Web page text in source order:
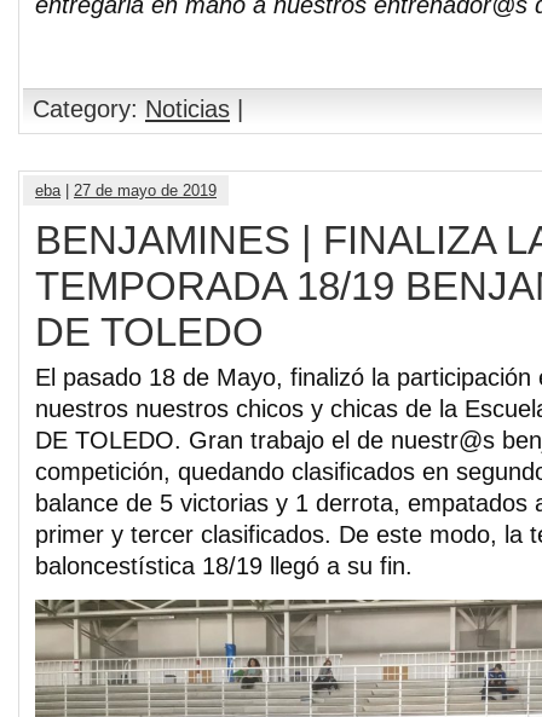
Category: Noticias
eba| 27 de mayo de 2019
BENJAMINES | FINALIZA
TEMPORADA 18/19
DE TOLEDO
El pasado 18 de Mayo, finalizó la participación
nuestros nuestros chicos y chicas de la
DE TOLEDO. Gran trabajo el de nuestr@s
competición, quedando clasificados en
balance de 5 victorias y 1 derrota, empatados
primer y tercer clasificados. De este modo, la
baloncestística 18/19 llegó a su fin.